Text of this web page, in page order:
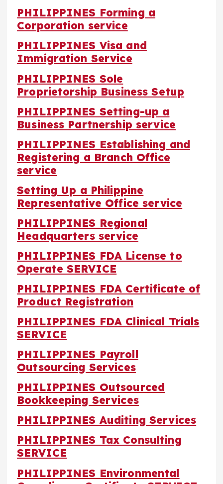
PHILIPPINES Forming a
Corporation service
PHILIPPINES Visa and
Immigration Service
PHILIPPINES Sole
Proprietorship Business Setup
PHILIPPINES Setting-up a
Business Partnership service
PHILIPPINES Establishing and
Registering a Branch Office
service
Setting Up a Philippine
Representative Office service
PHILIPPINES Regional
Headquarters service
PHILIPPINES FDA License to
Operate SERVICE
PHILIPPINES FDA Certificate of
Product Registration
PHILIPPINES FDA Clinical Trials
SERVICE
PHILIPPINES Payroll
Outsourcing Services
PHILIPPINES Outsourced
Bookkeeping Services
PHILIPPINES Auditing Services
PHILIPPINES Tax Consulting
SERVICE
PHILIPPINES Environmental